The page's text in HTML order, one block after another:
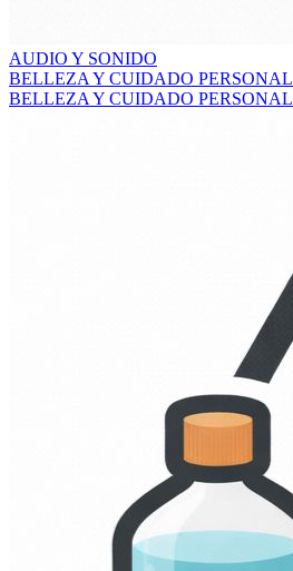
AUDIO Y SONIDO
BELLEZA Y CUIDADO PERSONAL
BELLEZA Y CUIDADO PERSONAL